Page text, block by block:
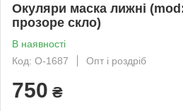
Окуляри маска лижні
прозоре скло)
В наявності
Код: O-1687
Опт і роздріб
750 ₴